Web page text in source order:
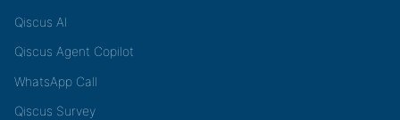
Qiscus AI
Qiscus Agent Copilot
WhatsApp Call
Qiscus Survey